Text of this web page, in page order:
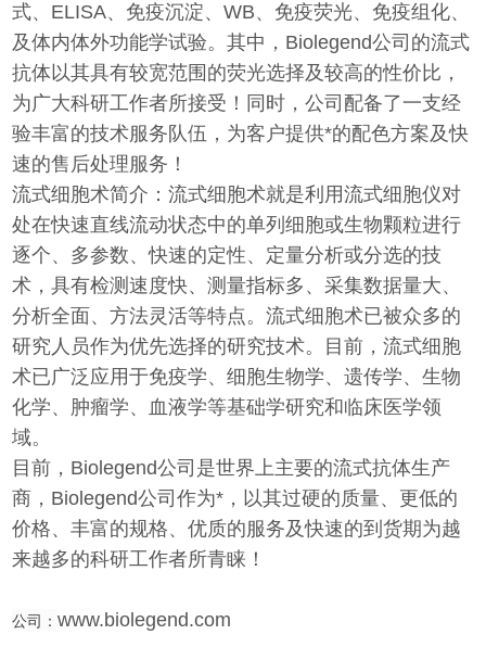
式、ELISA、免疫沉淀、WB、免疫荧光、免疫组化、
及体内体外功能学试验。其中，Biolegend公司的流式
抗体以其具有较宽范围的荧光选择及较高的性价比，
为广大科研工作者所接受！同时，公司配备了一支经
验丰富的技术服务队伍，为客户提供*的配色方案及快
速的售后处理服务！
流式细胞术简介：流式细胞术就是利用流式细胞仪对
处在快速直线流动状态中的单列细胞或生物颗粒进行
逐个、多参数、快速的定性、定量分析或分选的技
术，具有检测速度快、测量指标多、采集数据量大、
分析全面、方法灵活等特点。流式细胞术已被众多的
研究人员作为优先选择的研究技术。目前，流式细胞
术已广泛应用于免疫学、细胞生物学、遗传学、生物
化学、肿瘤学、血液学等基础学研究和临床医学领
域。
目前，Biolegend公司是世界上主要的流式抗体生产
商，Biolegend公司作为*，以其过硬的质量、更低的
价格、丰富的规格、优质的服务及快速的到货期为越
来越多的科研工作者所青睐！
公司：www.biolegend.com